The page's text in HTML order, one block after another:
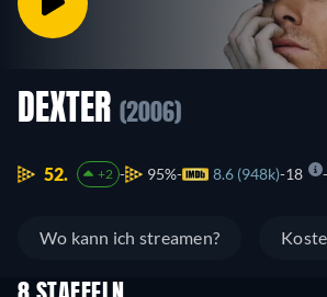
DEXTER (2006)
52. +2 95% 8.6 (948k) 18
Wo kann ich streamen?